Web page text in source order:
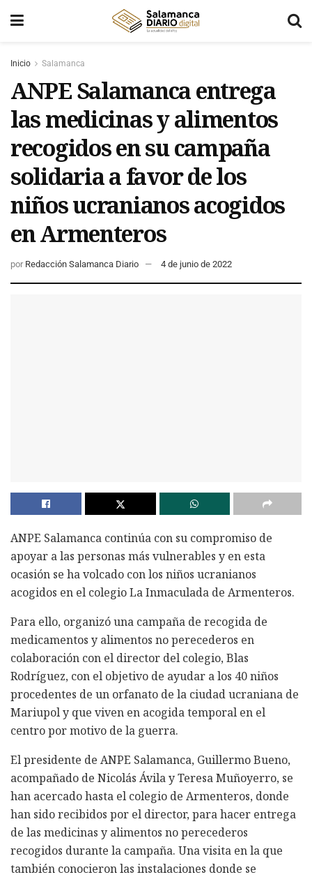
Inicio Salamanca
ANPE Salamanca entrega
las medicinas y alimentos
recogidos en su campaña
solidaria a favor de los
niños ucranianos acogidos
en Armenteros
por Redacción Salamanca Diario 4 de junio de 2022
ANPE Salamanca continúa con su compromiso de
apoyar a las personas más vulnerables y en esta
ocasión se ha volcado con los niños ucranianos
acogidos en el colegio La Inmaculada de Armenteros.
Para ello, organizó una campaña de recogida de
medicamentos y alimentos no perecederos en
colaboración con el director del colegio, Blas
Rodríguez, con el objetivo de ayudar a los 40 niños
procedentes de un orfanato de la ciudad ucraniana de
Mariupol y que viven en acogida temporal en el
centro por motivo de la guerra.
El presidente de ANPE Salamanca, Guillermo Bueno,
acompañado de Nicolás Ávila y Teresa Muñoyerro, se
han acercado hasta el colegio de Armenteros, donde
han sido recibidos por el director, para hacer entrega
de las medicinas y alimentos no perecederos
recogidos durante la campaña. Una visita en la que
también conocieron las instalaciones donde se